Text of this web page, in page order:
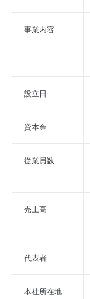
事業内容
設立日
資本金
従業員数
売上高
代表者
本社所在地